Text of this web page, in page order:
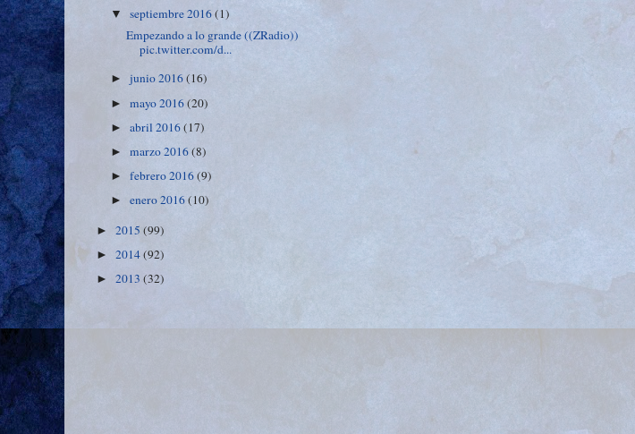
▼septiembre 2016(1)
Empezando a lo grande ((ZRadio))
pic.twitter.com/d...
►junio 2016(16)
►mayo 2016(20)
►abril 2016(17)
►marzo 2016(8)
►febrero 2016(9)
►enero 2016(10)
► 2015 (99)
► 2014(92)
► 2013 (32)